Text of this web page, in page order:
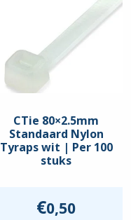
CTie 80×2.5mm
Standaard Nylon
Tyraps wit | Per 100
stuks
€0,50